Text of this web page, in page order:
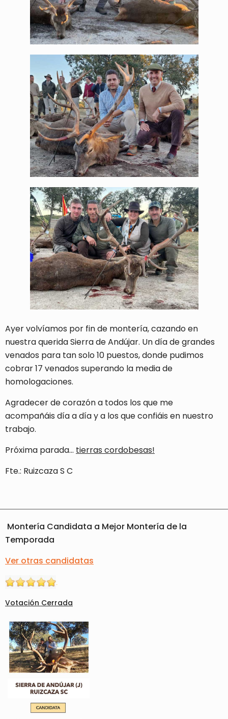
Ayer volvíamos por fin de montería, cazando en
nuestra querida Sierra de Andújar. Un día de grandes
venados para tan solo 10 puestos, donde pudimos
cobrar 17 venados superando la media de
homologaciones.
Agradecer de corazón a todos los que me
acompañáis día a día y a los que confiáis en nuestro
trabajo.
Próxima parada… tierras cordobesas!
Fte.: Ruizcaza S C
Montería Candidata a Mejor Montería de la
Temporada
Ver otras candidatas
Votación Cerrada